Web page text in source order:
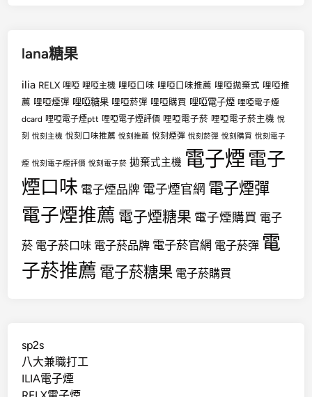
lana糖果
ilia RELX 哩啞 哩啞主機 哩啞口味 哩啞口味推薦 哩啞拋棄式 哩啞推
薦 哩啞煙彈 哩啞糖果 哩啞菸彈 哩啞購買 哩啞電子煙 哩啞電子煙
dcard 哩啞電子煙ptt 哩啞電子煙評價 哩啞電子菸 哩啞電子菸主機 悅
刻 悅刻主機 悅刻口味推薦 悅刻推薦 悅刻煙彈 悅刻菸彈 悅刻購買 悅刻電子
煙 悅刻電子煙評價 悅刻電子菸 拋棄式主機 電子煙 電子
煙口味 電子煙品牌 電子煙官網 電子煙彈
電子煙推薦 電子煙糖果 電子煙購買 電子
菸 電子菸口味 電子菸品牌 電子菸官網 電子菸彈 電
子菸推薦 電子菸糖果 電子菸購買
sp2s
八大兼職打工
ILIA電子煙